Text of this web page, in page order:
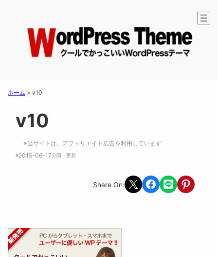
ホーム > v10
v10
※当サイトは、アフィリエイト広告を利用しています
#2015-06-17公開 更新
Share On: Share on X Share on Facebook
Share on LINEShare on